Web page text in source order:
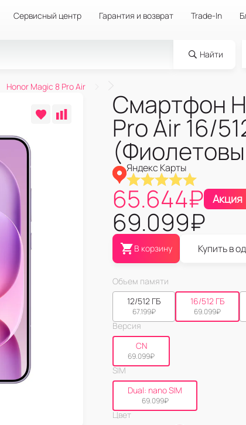
Сервисный центр Гарантия и возврат Trade-In
Найти
Honor Magic 8 Pro Air
Смартфон
Pro Air 16/
Яндекс Карты
65.644₽ Акция
69.099₽
В корзину Купить в
Объем памяти
12/512 ГБ
67.199₽
16/512 ГБ
69.099₽
Версия
CN
69.099₽
SIM
Dual: nano SIM
69.099₽
Цвет